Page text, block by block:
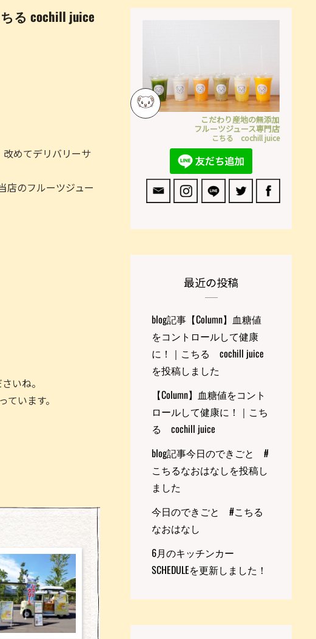
る cochill juice
めてデリバリーサ
店のフルーツジュー
いね。
います。
こだわり産地の無添加
フルーツジュース専門店
こちる cochill juice
最近の投稿
blog記事【Column】血糖値
をコントロールして健康
に！｜こちる cochill juice
を投稿しました
【Column】血糖値をコント
ロールして健康に！｜こち
る cochill juice
blog記事今日のできごと #
こちるなおはなしを投稿し
ました
今日のできごと #こちる
なおはなし
6月のキッチンカー
SCHEDULEを更新しました！